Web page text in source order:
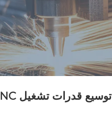
توسيع قدرات تشغيل CNC في تشينغداو دي ميتال لتقديم دقة أعلى وأوقات تسليم أسرع